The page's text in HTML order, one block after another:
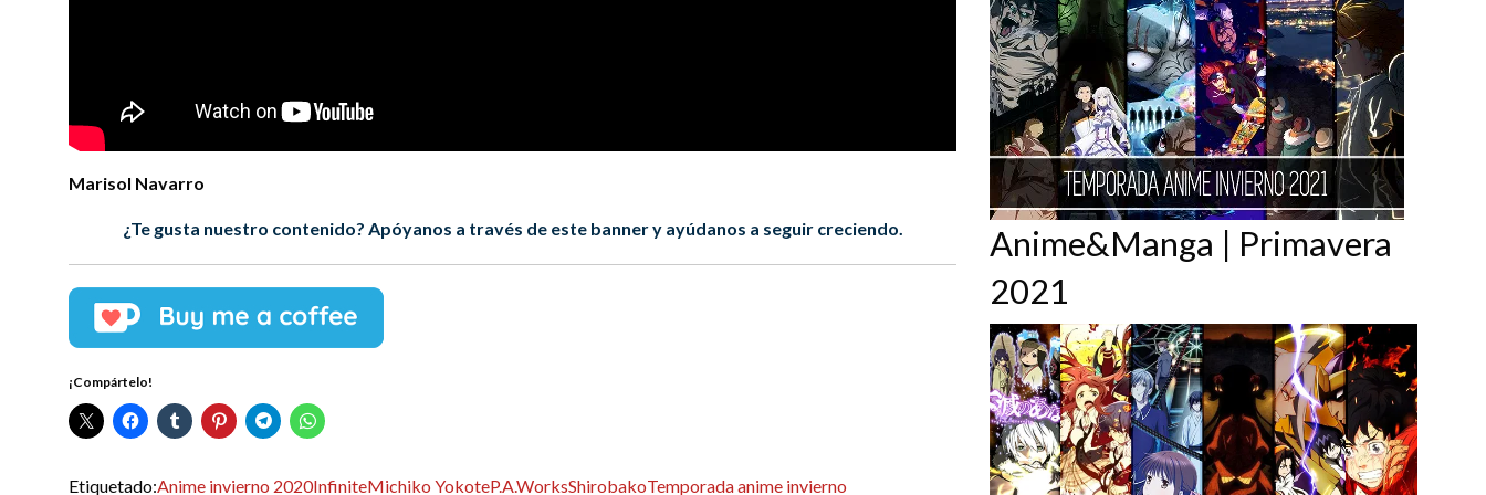
Marisol Navarro
¿Te gusta nuestro contenido? Apóyanos a través de este banner y ayúdanos a seguir creciendo.
¡Compártelo!
Etiquetado:Anime invierno 2020InfiniteMichiko YokoteP.A.WorksShirobakoTemporada anime invierno
Anime&Manga | Primavera
2021